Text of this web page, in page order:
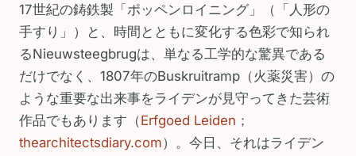
17世紀の鋳鉄製「ポッペンロイニング」（「人形の
手すり」）と、時間とともに変化する色彩で知られ
るNieuwsteegbrugは、単なる工学的な驚異である
だけでなく、1807年のBuskruitramp（火薬災害）の
ような重要な出来事をライデンが見守ってきた芸術
作品でもあります（Erfgoed Leiden ；
thearchitectsdiary.com）。今日、それはライデン